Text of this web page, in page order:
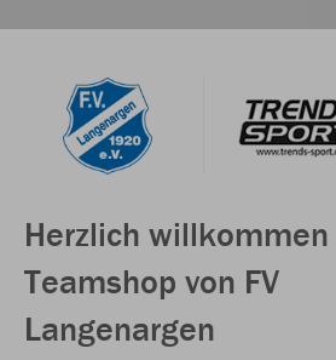
Herzlich
Teamshop von FV
Langenargen